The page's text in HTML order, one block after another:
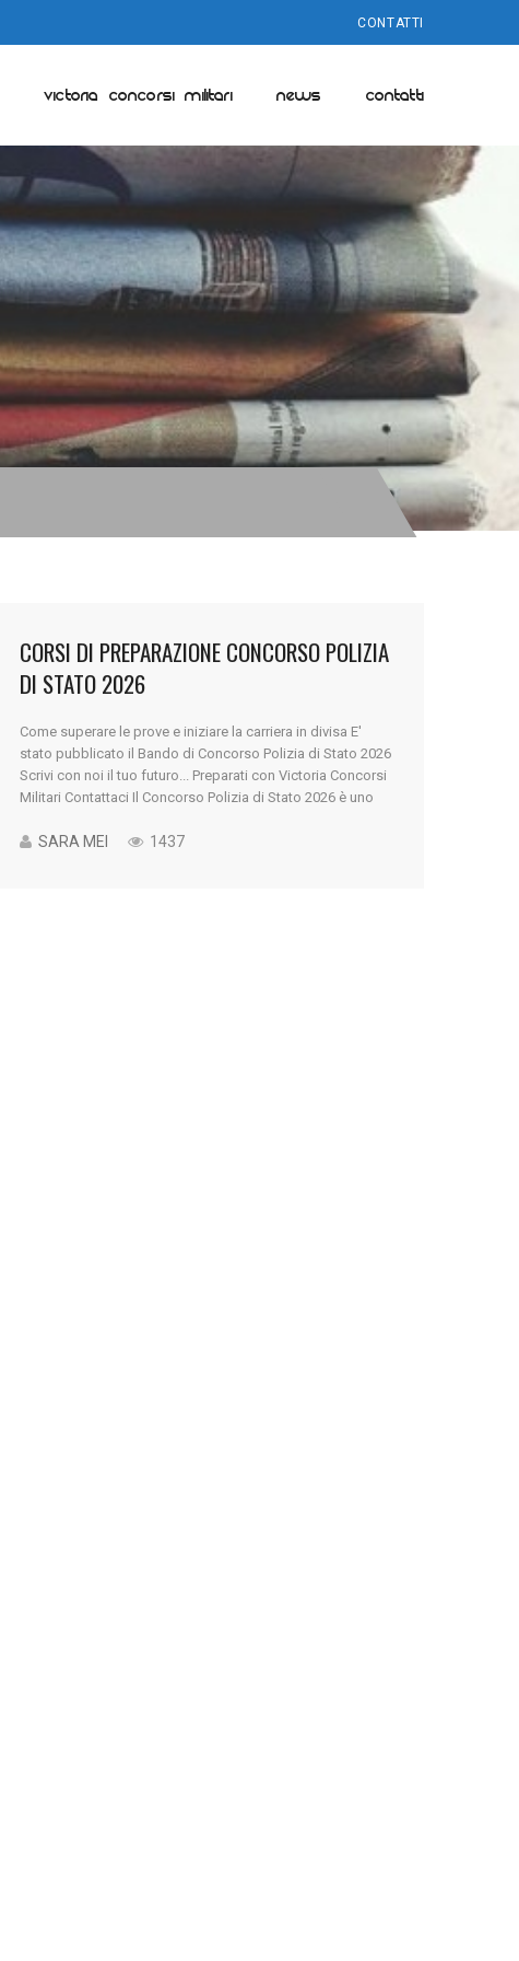
CONTATTI
VICTORIA CONCORSI MILITARI NEWS CONTATTI
CORSI DI PREPARAZIONE CONCORSO POLIZIA
DI STATO 2026
Come superare le prove e iniziare la carriera in divisa E'
stato pubblicato il Bando di Concorso Polizia di Stato 2026
Scrivi con noi il tuo futuro... Preparati con Victoria Concorsi
Militari Contattaci Il Concorso Polizia di Stato 2026 è uno
entrare nelle Forze dell’Ordine [...]
SARA MEI 1437